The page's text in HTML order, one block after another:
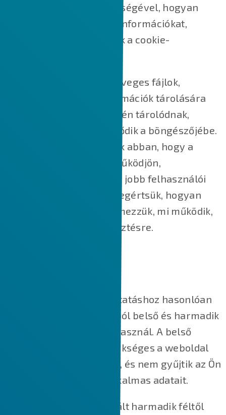
gyűjtünk a cookie-k segítségével, hogyan
használjuk fel ezeket az információkat,
valamint hogyan kezeljük a cookie-
A cookie-k kisméretű szöveges fájlok,
amelyek kisméretű információk tárolására
szolgálnak. Az Ön eszközén tárolódnak,
amikor a webhely betöltődik a böngészőjébe.
Ezek a cookie-k segítenek abban, hogy a
weboldal megfelelően működjön,
biztonságosabbá tegyük, jobb felhasználói
élményt nyújtsunk, és megértsük, hogyan
működik a weboldal, elemezzük, mi működik,
és hol van szükség fejlesztésre.
A legtöbb online szolgáltatáshoz hasonlóan
weboldalunk is több célból belső és harmadik
féltől származó sütiket használ. A belső
cookie-k nagy részre szükséges a weboldal
megfelelő működéséhez, és nem gyűjtik az Ön
személyazonosításra alkalmas adatait.
A weboldalunkon használt harmadik féltől